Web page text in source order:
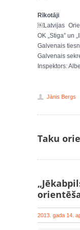
Rīkotāji
￼Latvijas
OK „Stiga” un
Galvenais
Galvenais
Inspektors:
Jānis Bergs
Taku
2013. gada 14.